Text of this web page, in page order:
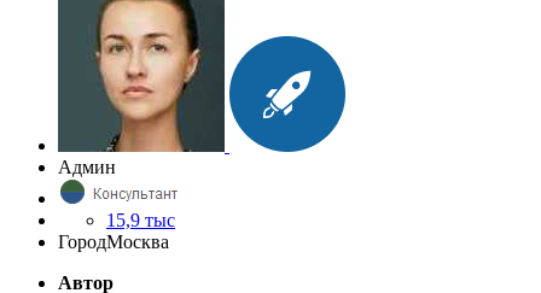
Админ
15,9 тыс
ГородМосква
Автор